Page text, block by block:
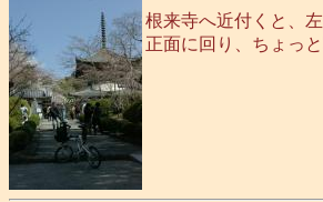
根来寺へ近付くと、
正面に回り、ちょっ